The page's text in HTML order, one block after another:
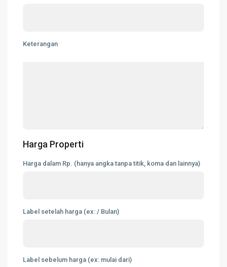
Keterangan
Harga Properti
Harga dalam Rp. (hanya angka tanpa titik, koma dan lainnya)
Label setelah harga (ex: / Bulan)
Label sebelum harga (ex: mulai dari)